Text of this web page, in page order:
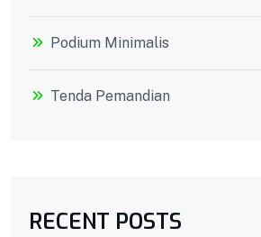
Podium Minimalis
Tenda Pemandian
RECENT POSTS